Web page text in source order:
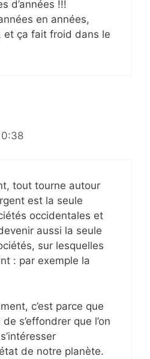
d’années !!!
en années,
et ça fait froid dans le
tout tourne autour
est la seule
occidentales et
aussi la seule
sur lesquelles
: par exemple la
c’est parce que
s’effondrer que l’on
de notre planète.